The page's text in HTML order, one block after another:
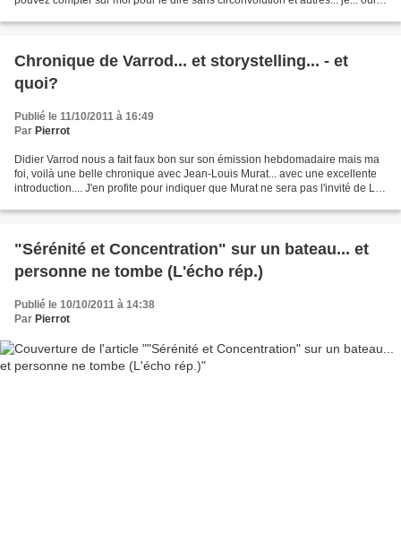
Chronique de Varrod... et storystelling... - et
quoi?
Publié le 11/10/2011 à 16:49
Par Pierrot
Didier Varrod nous a fait faux bon sur son émission hebdomadaire mais ma
foi, voilà une belle chronique avec Jean-Louis Murat... avec une excellente
introduction.... J'en profite pour indiquer que Murat ne sera pas l'invité de LE
"Sérénité et Concentration" sur un bateau... et
personne ne tombe (L'écho rép.)
Publié le 10/10/2011 à 14:38
Par Pierrot